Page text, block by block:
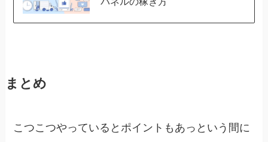
まとめ
こつこつやっているとポイントもあっという間に